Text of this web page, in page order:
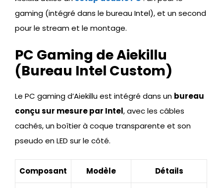
gaming (intégré dans le bureau Intel), et un second
pour le stream et le montage.
PC Gaming de Aiekillu
(Bureau Intel Custom)
Le PC gaming d’Aiekillu est intégré dans un bureau
conçu sur mesure par Intel, avec les câbles
cachés, un boîtier à coque transparente et son
pseudo en LED sur le côté.
Composant Modèle Détails